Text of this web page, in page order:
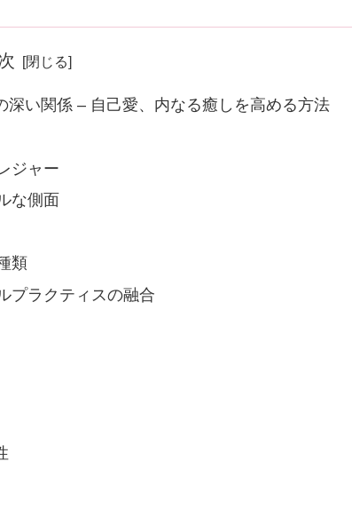
い関係 – 自己愛、内なる癒しを高める方法
ジャー
な側面
類
プラクティスの融合